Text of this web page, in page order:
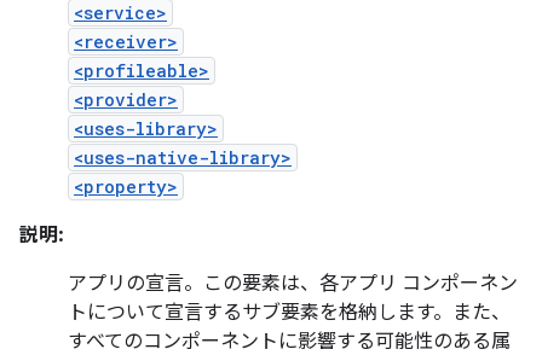
<service>
<receiver>
<profileable>
<provider>
<uses-library>
<uses-native-library>
<property>
説明:
アプリの宣言。この要素は、各アプリ コンポーネン
トについて宣言するサブ要素を格納します。また、
すべてのコンポーネントに影響する可能性のある属